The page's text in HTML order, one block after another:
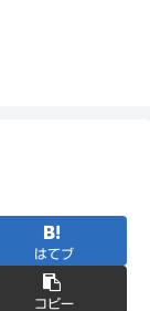
はてブ
コピー